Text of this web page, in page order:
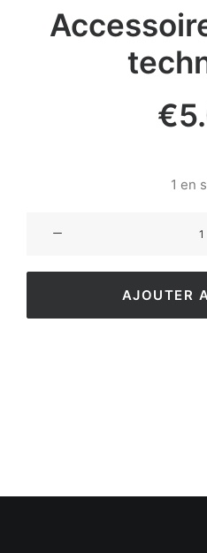
€
1 en
AJOUTER